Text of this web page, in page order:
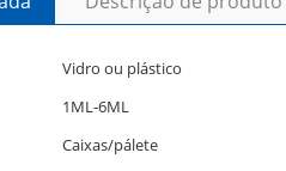
Vidro ou plástico
1ML-6ML
Caixas/pálete